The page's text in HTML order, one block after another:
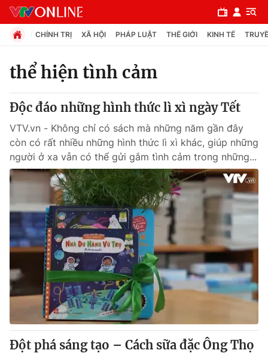
Chuyên mục
Xã hội
Pháp luật
Y tế
Thế giới
Tin tức
Thế giới đó đây
Câu chuyện quốc tế
Kinh tế
Tài chính
Thị trường
Dữ liệu và đời sống
CHÍNH TRỊ XÃ HỘI PHÁP LUẬT THẾ GIỚI KINH TẾ
thể hiện tình cảm
Độc đáo những hình thức lì xì ngày Tết
VTV.vn - Không chỉ có sách mà những năm gần đây
còn có rất nhiều những hình thức lì xì khác, giúp những
người ở xa vẫn có thể gửi gắm tình cảm trong những...
Đột phá sáng tạo – Cách sữa đặc Ông Thọ